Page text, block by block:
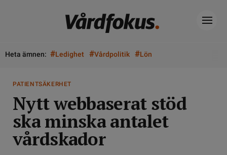
Heta ämnen: #Ledighet #Vårdpolitik #Lön
PATIENTSÄKERHET
Nytt webbaserat stöd
ska minska antalet
vårdskador